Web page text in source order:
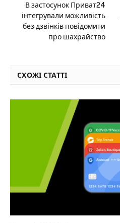
В застосунок Приват24
інтегрували можливість
без дзвінків повідомити
про шахрайство
СХОЖІ СТАТТІ